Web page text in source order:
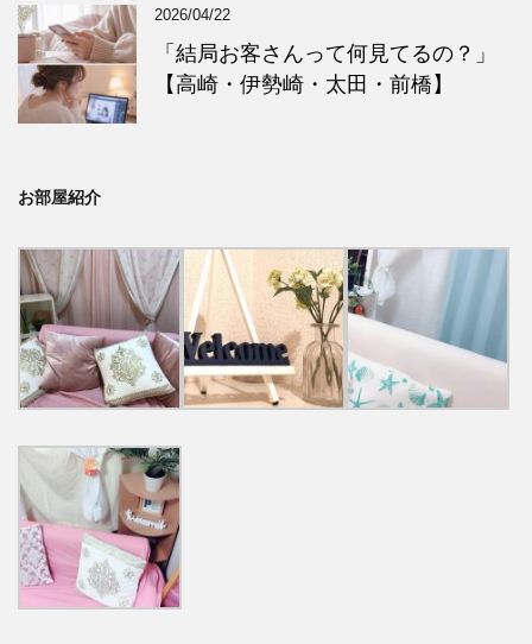
2026/04/22
「結局お客さんって何見てるの？」
【高崎・伊勢崎・太田・前橋】
お部屋紹介